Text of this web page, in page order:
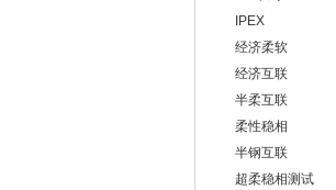
IPEX
经济柔软
经济互联
半柔互联
柔性稳相
半钢互联
超柔稳相测试